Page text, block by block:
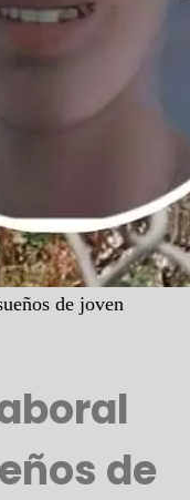
de joven
de